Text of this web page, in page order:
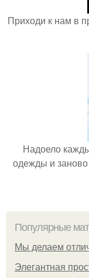
Приходи к нам в
Надоело
одежды и
Популярные
Мы делаем
Элегантная